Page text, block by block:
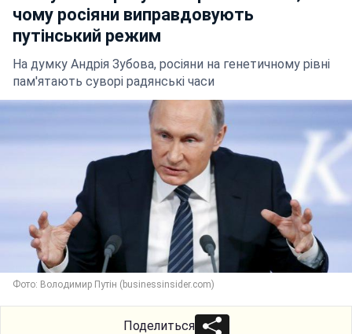
чому росіяни виправдовують
путінський режим
На думку Андрія Зубова, росіяни на генетичному рівні
пам'ятають суворі радянські часи
Фото: Володимир Путін (businessinsider.com)
Поделиться